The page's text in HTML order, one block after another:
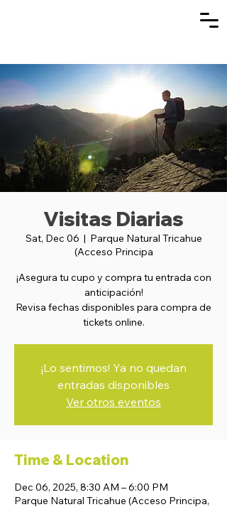
Visitas Diarias
Sat, Dec 06
  |
Parque Natural Tricahue
(Acceso Principa
¡Asegura tu cupo y compra tu entrada con
anticipación!
Revisa fechas disponibles para compra de
tickets online.
¡Lo sentimos! Ya no quedan
entradas disponibles
Ver otros eventos
Time & Location
Dec 06, 2025, 8:30 AM – 6:00 PM
Parque Natural Tricahue (Acceso Principa,